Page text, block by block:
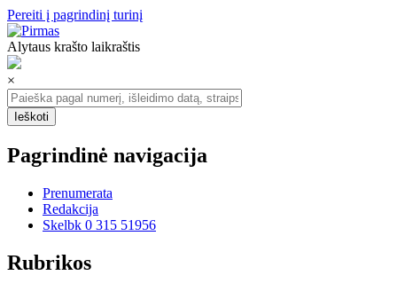
Pereiti į pagrindinį turinį
Alytaus krašto laikraštis
×
Pagrindinė navigacija
Prenumerata
Redakcija
Skelbk 0 315 51956
Rubrikos